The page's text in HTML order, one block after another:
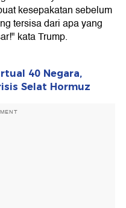
kesepakatan sebelum
tersisa dari apa yang
kata Trump.
40 Negara,
Selat Hormuz